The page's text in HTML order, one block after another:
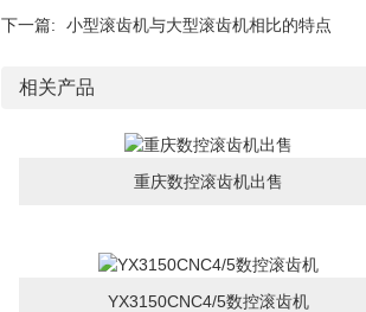
下一篇:
小型滚齿机与大型滚齿机相比的特点
相关产品
重庆数控滚齿机出售
YX3150CNC4/5数控滚齿机